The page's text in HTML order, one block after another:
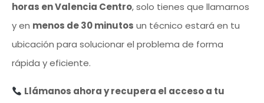
horas en Valencia Centro, solo tienes que llamarnos
y en menos de 30 minutos un técnico estará en tu
ubicación para solucionar el problema de forma
rápida y eficiente.
Llámanos ahora y recupera el acceso a tu